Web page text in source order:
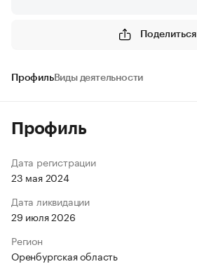
Поделиться
ПрофильВиды деятельности
Профиль
Дата регистрации
23 мая 2024
Дата ликвидации
29 июля 2026
Регион
Оренбургская область